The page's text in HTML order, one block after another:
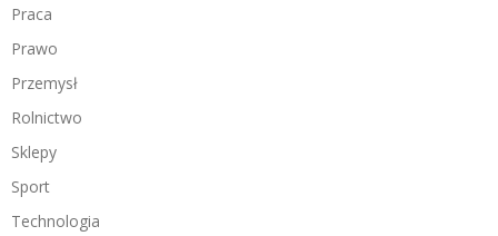
Praca
Prawo
Przemysł
Rolnictwo
Sklepy
Sport
Technologia